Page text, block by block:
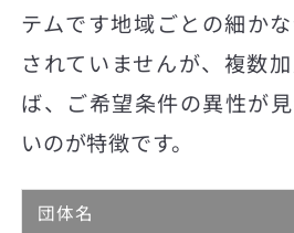
テムです地域ごとの細か
されていませんが、複数
ば、ご希望条件の異性が
いのが特徴です。
団体名